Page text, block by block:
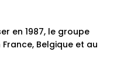
en 1987, le groupe
France, Belgique et au